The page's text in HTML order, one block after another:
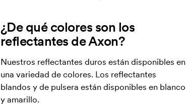
¿De qué colores son los
reflectantes de Axon?
Nuestros reflectantes duros están disponibles en
una variedad de colores. Los reflectantes
blandos y de pulsera están disponibles en blanco
y amarillo.